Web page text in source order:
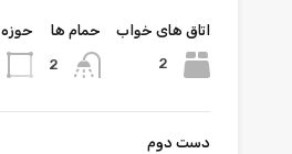
اتاق های خواب
2
حمام ها
2
حوزه
دست دوم